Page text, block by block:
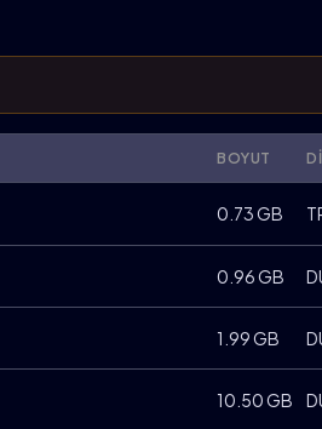
BOYUT
0.73 GB
0.96 GB
1.99 GB
10.50 GB